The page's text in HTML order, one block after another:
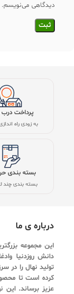
دیدگاهی می‌نویسم.
پرداخت درب
به زودی راه
بسته بندی
بسته بندی چند
درباره ی ما
این مجموعه
دانش روزدنیا
تولید نهال را در
کرده است تا
عزیز برساند. این